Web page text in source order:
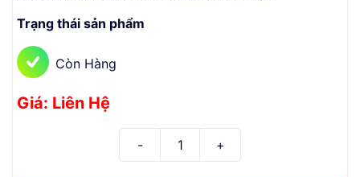
Trạng thái sản phẩm
Còn Hàng
Giá: Liên Hệ